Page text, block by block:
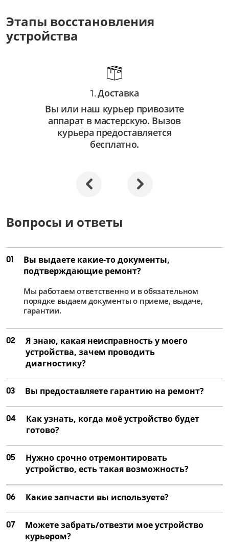
Ремонт оптических элементов
от 2 000 ₽
Этапы восстановления
устройства
1.Доставка
Вы или наш курьер привозите
аппарат в мастерскую. Вызов
курьера предоставляется
бесплатно.
Вопросы и ответы
01
Вы выдаете какие-то документы,
подтверждающие ремонт?
Мы работаем ответственно и в обязательном
порядке выдаем документы о приеме, выдаче,
гарантии.
02
Я знаю, какая неисправность у моего
устройства, зачем проводить
диагностику?
03 Вы предоставляете гарантию на ремонт?
04
Как узнать, когда моё устройство будет
готово?
05
Нужно срочно отремонтировать
устройство, есть такая возможность?
06 Какие запчасти вы используете?
07
Можете забрать/отвезти мое устройство
курьером?